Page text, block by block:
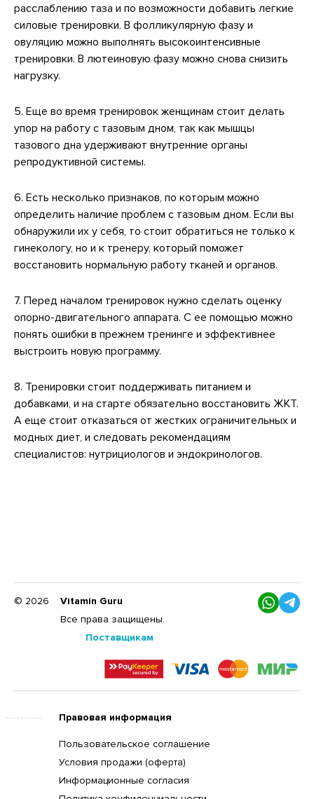
расслаблению таза и по возможности добавить легкие
силовые тренировки. В фолликулярную фазу и
овуляцию можно выполнять высокоинтенсивные
тренировки. В лютеиновую фазу можно снова снизить
нагрузку.
5. Еще во время тренировок женщинам стоит делать
упор на работу с тазовым дном, так как мышцы
тазового дна удерживают внутренние органы
репродуктивной системы.
6. Есть несколько признаков, по которым можно
определить наличие проблем с тазовым дном. Если вы
обнаружили их у себя, то стоит обратиться не только к
гинекологу, но и к тренеру, который поможет
восстановить нормальную работу тканей и органов.
7. Перед началом тренировок нужно сделать оценку
опорно-двигательного аппарата. С ее помощью можно
понять ошибки в прежнем тренинге и эффективнее
выстроить новую программу.
8. Тренировки стоит поддерживать питанием и
добавками, и на старте обязательно восстановить ЖКТ.
А еще стоит отказаться от жестких ограничительных и
модных диет, и следовать рекомендациям
специалистов: нутрициологов и эндокринологов.
© 2026
Vitamin Guru
Все права защищены.
Поставщикам
Правовая информация
Пользовательское соглашение
Условия продажи (оферта)
Информационные согласия